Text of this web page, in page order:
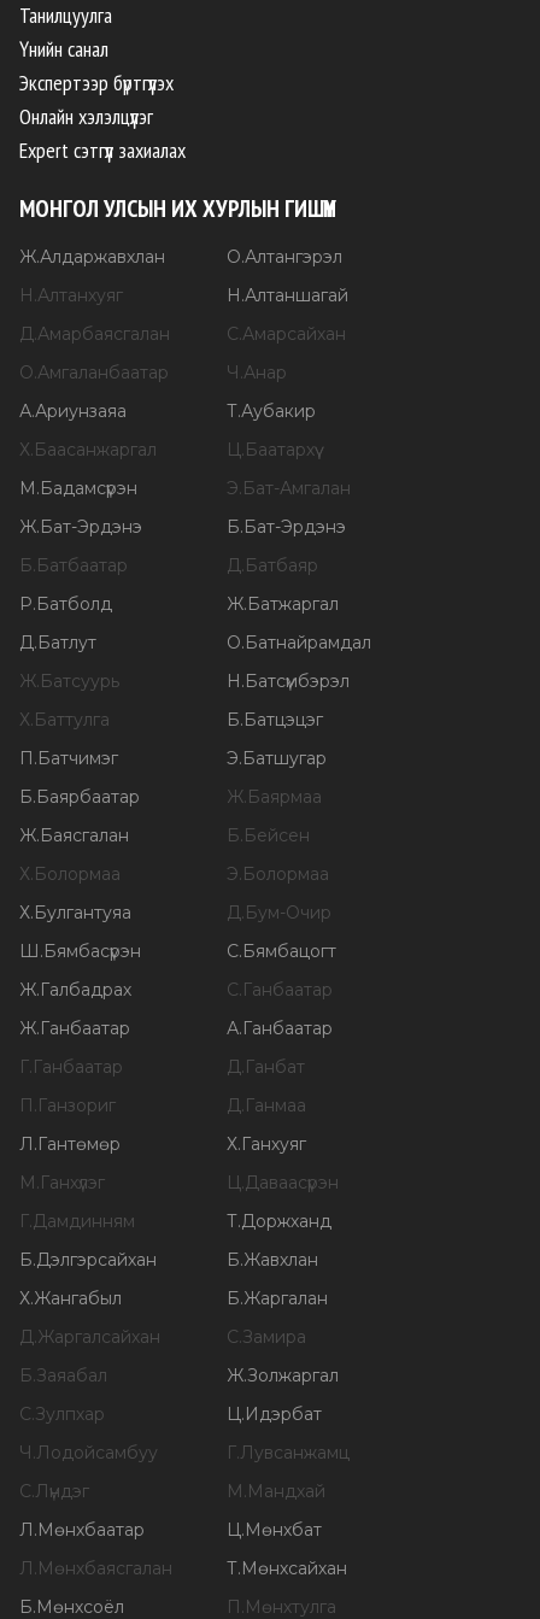
Танилцуулга
Үнийн санал
Экспертээр бүртгүүлэх
Онлайн хэлэлцүүлэг
Expert сэтгүүл захиалах
МОНГОЛ УЛСЫН ИХ ХУРЛЫН ГИШҮҮН
Ж.Алдаржавхлан О.Алтангэрэл
Н.Алтанхуяг Н.Алтаншагай
Д.Амарбаясгалан С.Амарсайхан
О.Амгаланбаатар Ч.Анар
А.Ариунзаяа Т.Аубакир
Х.Баасанжаргал Ц.Баатархүү
М.Бадамсүрэн Э.Бат-Амгалан
Ж.Бат-Эрдэнэ Б.Бат-Эрдэнэ
Б.Батбаатар Д.Батбаяр
Р.Батболд Ж.Батжаргал
Д.Батлут О.Батнайрамдал
Ж.Батсуурь Н.Батсүмбэрэл
Х.Баттулга Б.Батцэцэг
П.Батчимэг Э.Батшугар
Б.Баярбаатар Ж.Баярмаа
Ж.Баясгалан Б.Бейсен
Х.Болормаа Э.Болормаа
Х.Булгантуяа Д.Бум-Очир
Ш.Бямбасүрэн С.Бямбацогт
Ж.Галбадрах С.Ганбаатар
Ж.Ганбаатар А.Ганбаатар
Г.Ганбаатар Д.Ганбат
П.Ганзориг Д.Ганмаа
Л.Гантөмөр Х.Ганхуяг
М.Ганхүлэг Ц.Даваасүрэн
Г.Дамдинням Т.Доржханд
Б.Дэлгэрсайхан Б.Жавхлан
Х.Жангабыл Б.Жаргалан
Д.Жаргалсайхан С.Замира
Б.Заяабал Ж.Золжаргал
С.Зулпхар Ц.Идэрбат
Ч.Лодойсамбуу Г.Лувсанжамц
С.Лүндэг М.Мандхай
Л.Мөнхбаатар Ц.Мөнхбат
Л.Мөнхбаясгалан Т.Мөнхсайхан
Б.Мөнхсоёл П.Мөнхтулга